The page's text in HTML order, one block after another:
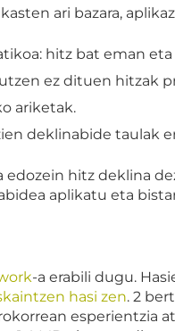
ari bazara,
hitz bat eman
ez dituen hitzak
ariketak.
deklinabide taulak
hitz deklina
aplikatu eta
-a erabili dugu.
hasi zen. 2
esperientzia